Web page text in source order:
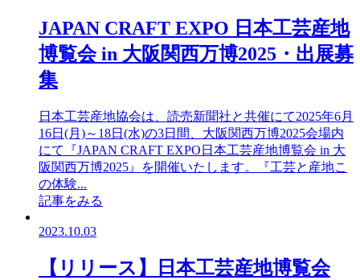
JAPAN CRAFT EXPO 日本工芸産地
博覧会 in 大阪関西万博2025・出展募
集
日本工芸産地協会は、読売新聞社と共催にて2025年6月
16日(月)～18日(水)の3日間、大阪関西万博2025会場内
にて『JAPAN CRAFT EXPO日本工芸産地博覧会 in 大
阪関西万博2025』を開催いたします。『工芸と産地こ
の体験...
記事をみる
2023.10.03
【リリース】日本工芸産地博覧会